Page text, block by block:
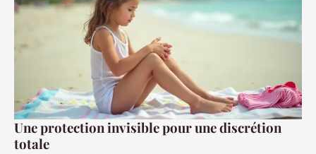
Une protection invisible pour une discrétion
totale